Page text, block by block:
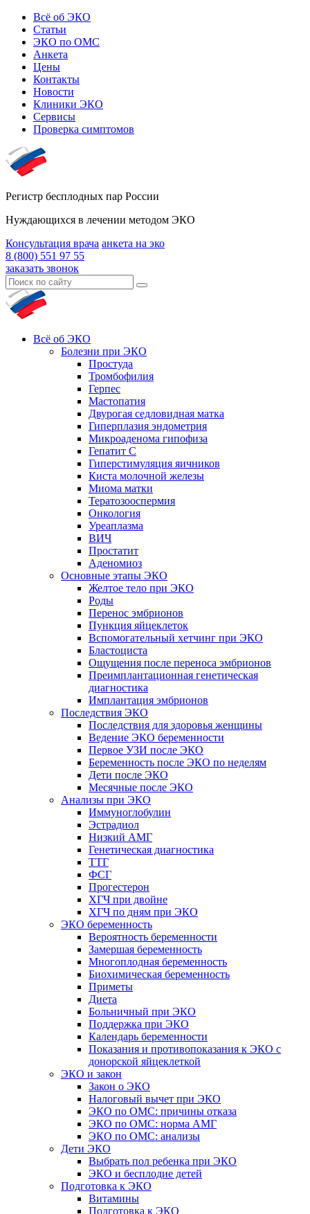
Всё об ЭКО
Статьи
ЭКО по ОМС
Анкета
Цены
Контакты
Новости
Клиники ЭКО
Сервисы
Проверка симптомов
Регистр бесплодных пар России
Нуждающихся в лечении методом ЭКО
Консультация врача анкета на эко
8 (800) 551 97 55
заказать звонок
Всё об ЭКО
Болезни при ЭКО
Простуда
Тромбофилия
Герпес
Мастопатия
Двурогая седловидная матка
Гиперплазия эндометрия
Микроаденома гипофиза
Гепатит С
Гиперстимуляция яичников
Киста молочной железы
Миома матки
Тератозооспермия
Онкология
Уреаплазма
ВИЧ
Простатит
Аденомиоз
Основные этапы ЭКО
Желтое тело при ЭКО
Роды
Перенос эмбрионов
Пункция яйцеклеток
Вспомогательный хетчинг при ЭКО
Бластоциста
Ощущения после переноса эмбрионов
Преимплантационная генетическая
диагностика
Имплантация эмбрионов
Последствия ЭКО
Последствия для здоровья женщины
Ведение ЭКО беременности
Первое УЗИ после ЭКО
Беременность после ЭКО по неделям
Дети после ЭКО
Месячные после ЭКО
Анализы при ЭКО
Иммуноглобулин
Эстрадиол
Низкий АМГ
Генетическая диагностика
ТТГ
ФСГ
Прогестерон
ХГЧ при двойне
ХГЧ по дням при ЭКО
ЭКО беременность
Вероятность беременности
Замершая беременность
Многоплодная беременность
Биохимическая беременность
Приметы
Диета
Больничный при ЭКО
Поддержка при ЭКО
Календарь беременности
Показания и противопоказания к ЭКО с
донорской яйцеклеткой
ЭКО и закон
Закон о ЭКО
Налоговый вычет при ЭКО
ЭКО по ОМС: причины отказа
ЭКО по ОМС: норма АМГ
ЭКО по ОМС: анализы
Дети ЭКО
Выбрать пол ребенка при ЭКО
ЭКО и бесплодие детей
Подготовка к ЭКО
Витамины
Подготовка к ЭКО